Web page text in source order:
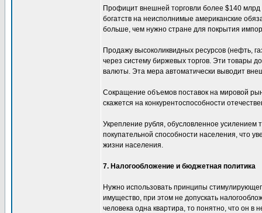
Профицит внешней торговли более $140
богатств на неисполнимые американские
больше, чем нужно стране для покрытия
Продажу высоколиквидных ресурсов (нефть,
через систему биржевых торгов. Эти товары
валюты. Эта мера автоматически выводит
Сокращение объемов поставок на мировой
скажется на конкурентоспособности
Укрепление рубля, обусловленное усилением
покупательной способности населения, что
жизни населения.
7. Налогообложение и бюджетная политика
Нужно использовать принципы
имущество, при этом не допускать
человека одна квартира, то понятно, что он в